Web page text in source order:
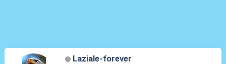
Laziale-forever